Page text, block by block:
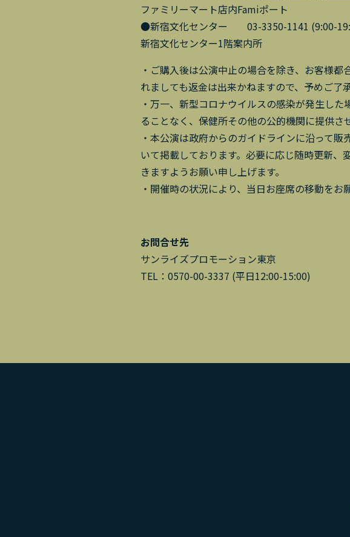
ファミリーマート店内Famiポート
●新宿文化センター 03-3350-1141 (9:00-
新宿文化センター1階案内所
・ご購入後は公演中止の場合を除き、お客様
れましても返金は出来かねますので、予めご了
・万一、新型コロナウイルスの感染が発生し
ることなく、保健所その他の公的機関に提供さ
・本公演は政府からのガイドラインに沿って
いて掲載しております。必要に応じ随時更新
きますようお願い申し上げます。
・開催時の状況により、当日お座席の移動をお
お問合せ先
サンライズプロモーション東京
TEL：0570-00-3337 (平日12:00-15:00)